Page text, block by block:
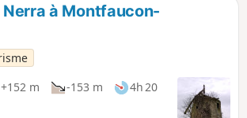
Nerra à Montfaucon-
+152 m -153 m
4h 20